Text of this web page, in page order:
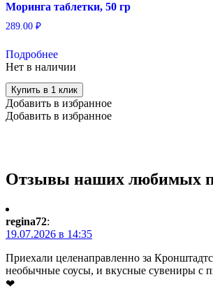
Моринга таблетки, 50 гр
289.00 ₽
Подробнее
Нет в наличии
Купить в 1 клик
Добавить в избранное
Добавить в избранное
Отзывы наших любимых
regina72:
19.07.2026 в 14:35
Приехали целенаправленно за
необычные соусы, и вкусные сувениры с
❤